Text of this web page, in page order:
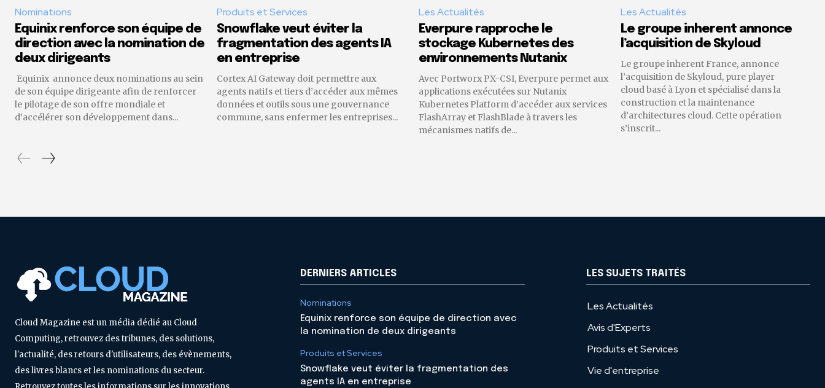
Nominations
Equinix renforce son équipe de
direction avec la nomination de
deux dirigeants
Equinix annonce deux nominations au sein
de son équipe dirigeante afin de renforcer
le pilotage de son offre mondiale et
d’accélérer son développement dans...
Produits et Services
Snowflake veut éviter la
fragmentation des agents IA
en entreprise
Cortex AI Gateway doit permettre aux
agents natifs et tiers d’accéder aux mêmes
données et outils sous une gouvernance
commune, sans enfermer les entreprises...
Les Actualités
Everpure rapproche le
stockage Kubernetes des
environnements Nutanix
Avec Portworx PX-CSI, Everpure permet aux
applications exécutées sur Nutanix
Kubernetes Platform d’accéder aux services
FlashArray et FlashBlade à travers les
mécanismes natifs de...
Les Actualités
Le groupe inherent annonce
l’acquisition de Skyloud
Le groupe inherent France, annonce
l’acquisition de Skyloud, pure player
cloud basé à Lyon et spécialisé dans la
construction et la maintenance
d’architectures cloud. Cette opération
s’inscrit...
Cloud Magazine est un média dédié au Cloud
Computing, retrouvez des tribunes, des solutions,
l'actualité, des retours d'utilisateurs, des évènements,
des livres blancs et les nominations du secteur.
DERNIERS ARTICLES
Nominations
Equinix renforce son équipe de direction avec
la nomination de deux dirigeants
Produits et Services
Snowflake veut éviter la fragmentation des
agents IA en entreprise
LES SUJETS TRAITÉS
Les Actualités
Avis d'Experts
Produits et Services
Vie d'entreprise